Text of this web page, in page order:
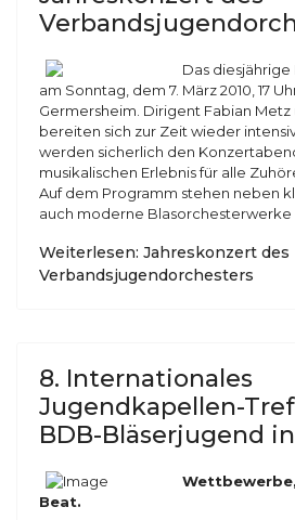
Das
am Sonntag, dem 7. März 2010, 17
Germersheim. Dirigent Fabian Metz
bereiten sich zur Zeit wieder
werden sicherlich den
musikalischen Erlebnis für alle
Auf dem Programm stehen neben
auch moderne Blasorchesterwerke
Weiterlesen: Jahreskonzert des
Verbandsjugendorchesters
8. Internationales
Jugendkapellen-
BDB-Bläserjugend
Beat.